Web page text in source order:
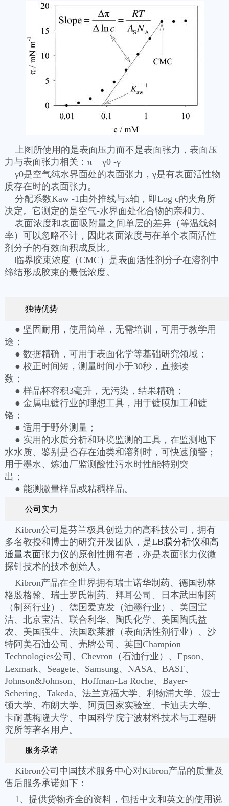
上图所使用的是表面压力而不是表面张力，表面压
力与表面张力相关：π = γ0 -γ
γ0是空气纯水界面处的表面张力，γ是有表面活性物
质存在时的表面张力。
分配系数Kaw -1由外推线与x轴，即Log c的夹角所
决定。它测定的是空气-水界面处化合物的亲和力。
表面浓度和表面吸附量之间单层的差异（等温线斜
率）可以忽略不计，因此表面浓度与在单个表面活性
剂分子的有效面积成反比。
临界胶束浓度（CMC）是表面活性剂分子在溶剂中
缔结形成胶束的最低浓度。
独特优势
● 坚固耐用，使用简单，无需培训，可用于教学用
途；
● 数据精确，可用于表面化学等基础研究领域；
● 校正时间短，测量时间小于30秒，直接读
数；
● 样品杯容积3毫升，无污染，结果精确；
● 金属电镀行业的理想工具，用于镀膜加工和镀
铬；
● 适用于野外测量；
● 实用的水质分析和环境监测的工具，在监测地下
水水质、鉴别是否存在油类和溶剂时，可快速预警；
用于墨水、炼油厂监测酸性污水时性能特别突
出；
● 能测微量样品或粘稠样品。
公司实力
Kibron公司是芬兰极具创造力的高科技公司，拥有
多名教授和博士的研究开发团队，是LB膜分析仪和高
通量表面张力仪的原创性拥有者，亦是表面张力仪微
探针技术的技术创始人。
Kibron产品在全世界拥有瑞士诺华制药、德国勃林
格殷格翰、瑞士罗氏制药、拜耳公司、日本武田制药
（制药行业）、德国爱克发（油墨行业）、美国宝
洁、北京宝洁、联合利华、陶氏化学、美国陶氏益
农、美国强生、法国欧莱雅（表面活性剂行业）、沙
特阿美石油公司、壳牌公司、英国Champion
Technologies公司、Chevron（石油行业）、Epson、
Lexmark、Seagete、Samsung、NASA、BASF、
Johnson&Johnson、Hoffman-La Roche、Bayer-
Schering、Takeda、法兰克福大学、利物浦大学、波士
顿大学、布朗大学、阿贡国家实验室、卡迪夫大学、
卡耐基梅隆大学、中国科学院宁波材料技术与工程研
究所等著名用户。
服务承诺
Kibron公司中国技术服务中心对Kibron产品的质量及
售后服务承诺如下：
1、提供货物齐全的资料，包括中文和英文的使用说